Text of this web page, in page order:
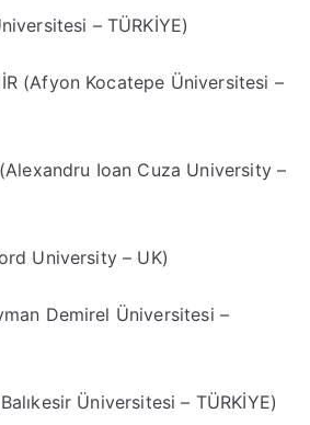
– TÜRKİYE)
(Afyon Kocatepe Üniversitesi –
Ioan Cuza University –
University – UK)
Demirel Üniversitesi –
Üniversitesi – TÜRKİYE)